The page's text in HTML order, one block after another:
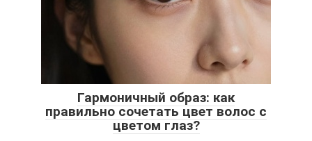
Гармоничный образ: как
правильно сочетать цвет волос с
цветом глаз?